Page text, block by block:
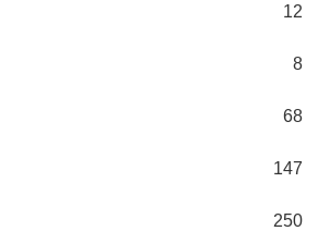
12
8
68
147
250